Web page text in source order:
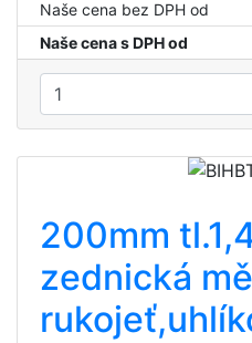
Naše cena bez DPH od
Naše cena s DPH od
200mm
zednická